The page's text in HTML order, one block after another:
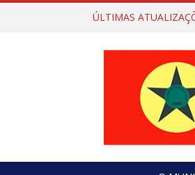
ÚLTIMAS